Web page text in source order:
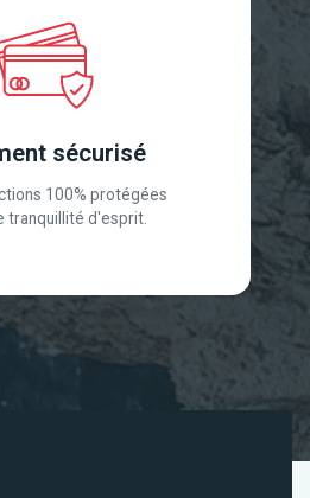
sécurisé
100% protégées
tranquillité d'esprit.